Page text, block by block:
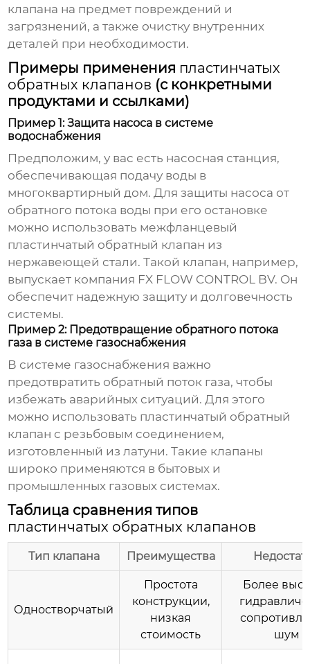
клапана на предмет повреждений и
загрязнений, а также очистку внутренних
деталей при необходимости.
Примеры применения пластинчатых
обратных клапанов (с конкретными
продуктами и ссылками)
Пример 1: Защита насоса в системе
водоснабжения
Предположим, у вас есть насосная станция,
обеспечивающая подачу воды в
многоквартирный дом. Для защиты насоса от
обратного потока воды при его остановке
можно использовать межфланцевый
пластинчатый обратный клапан из
нержавеющей стали. Такой клапан, например,
выпускает компания FX FLOW CONTROL BV. Он
обеспечит надежную защиту и долговечность
системы.
Пример 2: Предотвращение обратного потока
газа в системе газоснабжения
В системе газоснабжения важно
предотвратить обратный поток газа, чтобы
избежать аварийных ситуаций. Для этого
можно использовать пластинчатый обратный
клапан с резьбовым соединением,
изготовленный из латуни. Такие клапаны
широко применяются в бытовых и
промышленных газовых системах.
Таблица сравнения типов
пластинчатых обратных клапанов
Тип клапана Преимущества
Одностворчатый
Простота
конструкции,
низкая
стоимость
Более
шум